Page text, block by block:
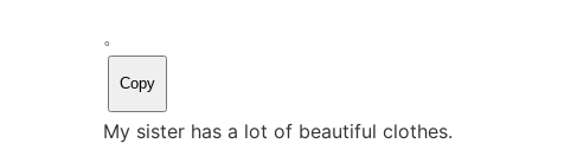
。
Copy
My sister has a lot of beautiful clothes.